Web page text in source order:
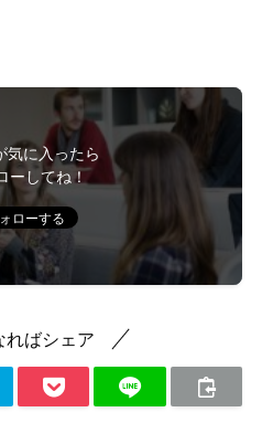
気に入ったら
ーしてね！
ればシェア